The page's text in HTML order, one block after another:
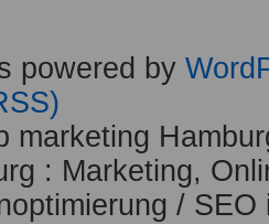
powered by
marketing
: Marketing,
/ SEO